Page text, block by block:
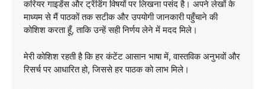
करियर गाइडेंस और ट्रेंडिंग विषयों पर लिखना पसंद है। अपने लेखों के
माध्यम से मैं पाठकों तक सटीक और उपयोगी जानकारी पहुँचाने की
कोशिश करता हूँ, ताकि उन्हें सही निर्णय लेने में मदद मिले।
मेरी कोशिश रहती है कि हर कंटेंट आसान भाषा में, वास्तविक अनुभवों और
रिसर्च पर आधारित हो, जिससे हर पाठक को लाभ मिले।